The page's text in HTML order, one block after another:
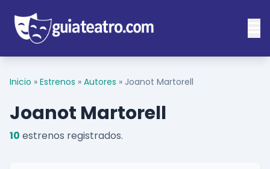
Inicio » Estrenos » Autores » Joanot Martorell
Joanot Martorell
10 estrenos registrados.